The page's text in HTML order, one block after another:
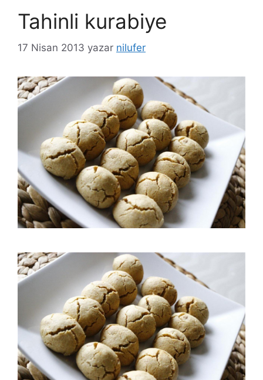
Tahinli kurabiye
17 Nisan 2013 yazar nilufer